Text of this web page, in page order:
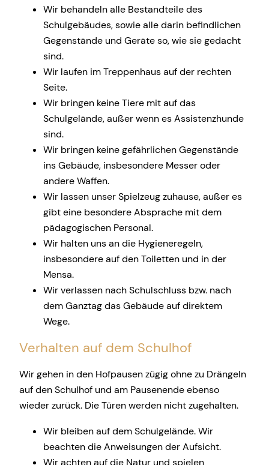
Wir behandeln alle Bestandteile des
Schulgebäudes, sowie alle darin befindlichen
Gegenstände und Geräte so, wie sie gedacht
sind.
Wir laufen im Treppenhaus auf der rechten
Seite.
Wir bringen keine Tiere mit auf das
Schulgelände, außer wenn es Assistenzhunde
sind.
Wir bringen keine gefährlichen Gegenstände
ins Gebäude, insbesondere Messer oder
andere Waffen.
Wir lassen unser Spielzeug zuhause, außer es
gibt eine besondere Absprache mit dem
pädagogischen Personal.
Wir halten uns an die Hygieneregeln,
insbesondere auf den Toiletten und in der
Mensa.
Wir verlassen nach Schulschluss bzw. nach
dem Ganztag das Gebäude auf direktem
Wege.
Verhalten auf dem Schulhof
Wir gehen in den Hofpausen zügig ohne zu Drängeln
auf den Schulhof und am Pausenende ebenso
wieder zurück. Die Türen werden nicht zugehalten.
Wir bleiben auf dem Schulgelände. Wir
beachten die Anweisungen der Aufsicht.
Wir achten auf die Natur und spielen